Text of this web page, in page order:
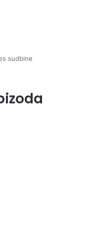
sudbine